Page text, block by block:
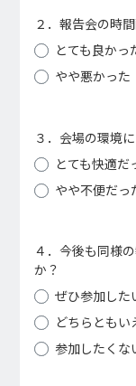
２．報告会の時
とても良かっ
やや悪かった
３．会場の環境
とても快適だ
やや不便だっ
４．今後も同様
か？
ぜひ参加した
どちらともい
参加したくな